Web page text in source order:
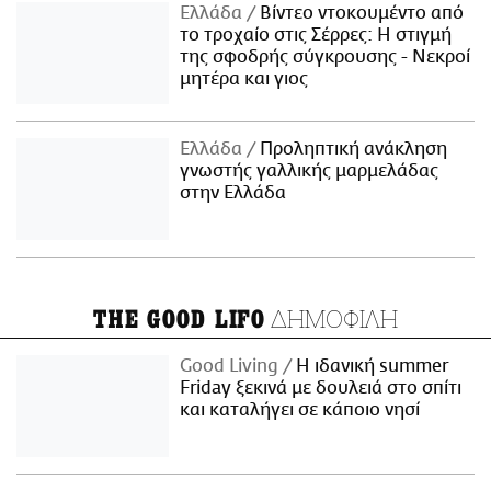
Ελλάδα
Βίντεο ντοκουμέντο από
το τροχαίο στις Σέρρες: Η στιγμή
της σφοδρής σύγκρουσης - Νεκροί
μητέρα και γιος
Ελλάδα
Προληπτική ανάκληση
γνωστής γαλλικής μαρμελάδας
στην Ελλάδα
THE GOOD LIFO ΔΗΜΟΦΙΛΗ
Good Living
Η ιδανική summer
Friday ξεκινά με δουλειά στο σπίτι
και καταλήγει σε κάποιο νησί